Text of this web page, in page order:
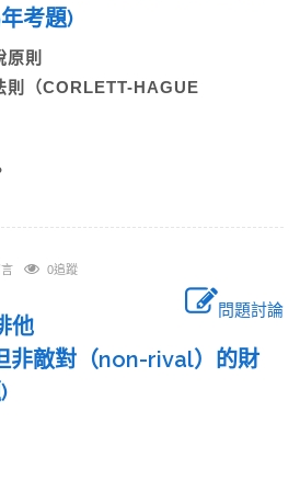
考題)
原則
則（CORLETT-HAGUE
0追蹤
問題討論
他
非敵對（non-rival）的財
)